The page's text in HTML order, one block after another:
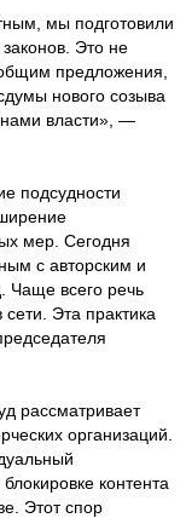
мы подготовили
Это не
предложения,
нового созыва
власти», —
подсудности
мер. Сегодня
с авторским и
Чаще всего речь
сети. Эта практика
рассматривает
организаций.
контента
Этот спор